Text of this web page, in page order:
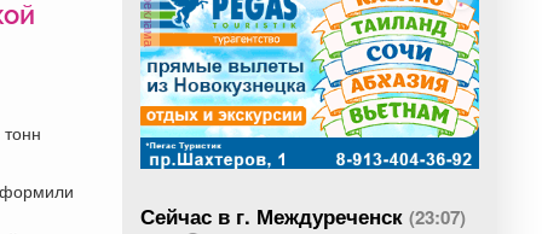
реклама
Сейчас в г. Междуреченск (23:07)